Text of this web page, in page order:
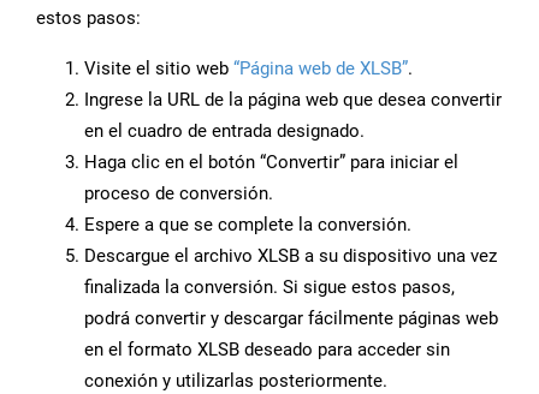
estos pasos:
Visite el sitio web “Página web de XLSB”.
Ingrese la URL de la página web que desea convertir
en el cuadro de entrada designado.
Haga clic en el botón “Convertir” para iniciar el
proceso de conversión.
Espere a que se complete la conversión.
Descargue el archivo XLSB a su dispositivo una vez
finalizada la conversión. Si sigue estos pasos,
podrá convertir y descargar fácilmente páginas web
en el formato XLSB deseado para acceder sin
conexión y utilizarlas posteriormente.